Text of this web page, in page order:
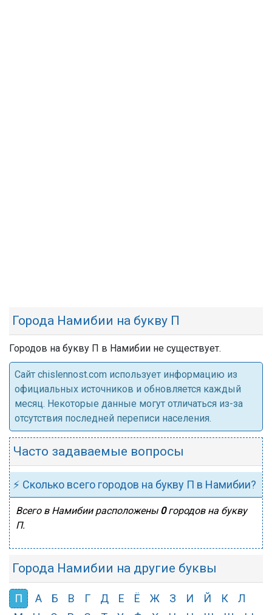
Города Намибии на букву П
Городов на букву П в Намибии не существует.
Cайт chislennost.com использует информацию из
официальных источников и обновляется каждый
месяц. Некоторые данные могут отличаться из-за
отсутствия последней переписи населения.
Часто задаваемые вопросы
⚡ Сколько всего городов на букву П в Намибии?
Всего в Намибии расположены 0городов на букву
П.
Города Намибии на другие буквы
П А Б В Г Д Е Ё Ж З И Й К
Л